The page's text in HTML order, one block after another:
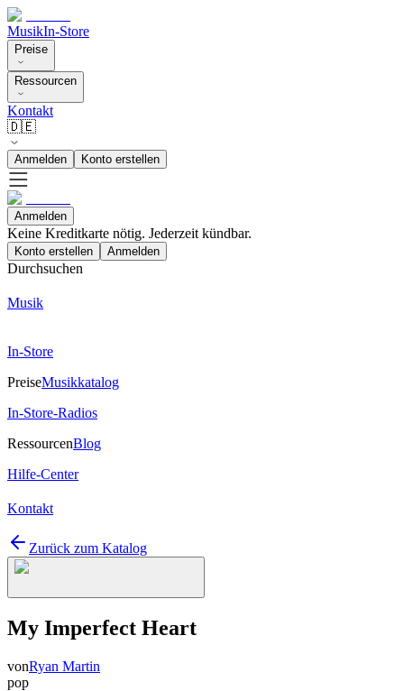
MusikIn-Store
Preise
Ressourcen
Kontakt
🇩🇪
Anmelden Konto erstellen
Anmelden
Keine Kreditkarte nötig. Jederzeit kündbar.
Konto erstellen Anmelden
Durchsuchen
Musik
In-Store
PreiseMusikkatalog
In-Store-Radios
RessourcenBlog
Hilfe-Center
Kontakt
Zurück zum Katalog
My Imperfect Heart
vonRyan Martin
pop